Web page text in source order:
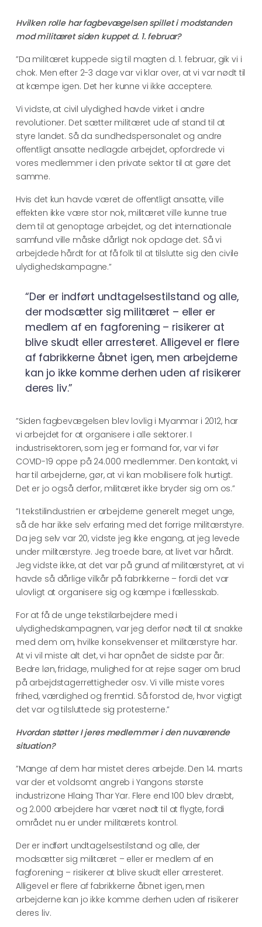
Hvilken rolle har fagbevægelsen spillet i modstanden
mod militæret siden kuppet d. 1. februar?
”Da militæret kuppede sig til magten d. 1. februar, gik vi i
chok. Men efter 2-3 dage var vi klar over, at vi var nødt til
at kæmpe igen. Det her kunne vi ikke acceptere.
Vi vidste, at civil ulydighed havde virket i andre
revolutioner. Det sætter militæret ude af stand til at
styre landet. Så da sundhedspersonalet og andre
offentligt ansatte nedlagde arbejdet, opfordrede vi
vores medlemmer i den private sektor til at gøre det
samme.
Hvis det kun havde været de offentligt ansatte, ville
effekten ikke være stor nok, militæret ville kunne true
dem til at genoptage arbejdet, og det internationale
samfund ville måske dårligt nok opdage det. Så vi
arbejdede hårdt for at få folk til at tilslutte sig den civile
ulydighedskampagne.”
“Der er indført undtagelsestilstand og alle,
der modsætter sig militæret – eller er
medlem af en fagforening – risikerer at
blive skudt eller arresteret. Alligevel er flere
af fabrikkerne åbnet igen, men arbejderne
kan jo ikke komme derhen uden af risikerer
deres liv.”
”Siden fagbevægelsen blev lovlig i Myanmar i 2012, har
vi arbejdet for at organisere i alle sektorer. I
industrisektoren, som jeg er formand for, var vi før
COVID-19 oppe på 24.000 medlemmer. Den kontakt, vi
har til arbejderne, gør, at vi kan mobilisere folk hurtigt.
Det er jo også derfor, militæret ikke bryder sig om os.”
”I tekstilindustrien er arbejderne generelt meget unge,
så de har ikke selv erfaring med det forrige militærstyre.
Da jeg selv var 20, vidste jeg ikke engang, at jeg levede
under militærstyre. Jeg troede bare, at livet var hårdt.
Jeg vidste ikke, at det var på grund af militærstyret, at vi
havde så dårlige vilkår på fabrikkerne – fordi det var
ulovligt at organisere sig og kæmpe i fællesskab.
For at få de unge tekstilarbejdere med i
ulydighedskampagnen, var jeg derfor nødt til at snakke
med dem om, hvilke konsekvenser et militærstyre har.
At vi vil miste alt det, vi har opnået de sidste par år:
Bedre løn, fridage, mulighed for at rejse sager om brud
på arbejdstagerrettigheder osv. Vi ville miste vores
frihed, værdighed og fremtid. Så forstod de, hvor vigtigt
det var og tilsluttede sig protesterne.”
Hvordan støtter I jeres medlemmer i den nuværende
situation?
”Mange af dem har mistet deres arbejde. Den 14. marts
var der et voldsomt angreb i Yangons største
industrizone Hlaing Thar Yar. Flere end 100 blev dræbt,
og 2.000 arbejdere har været nødt til at flygte, fordi
området nu er under militærets kontrol.
Der er indført undtagelsestilstand og alle, der
modsætter sig militæret – eller er medlem af en
fagforening – risikerer at blive skudt eller arresteret.
Alligevel er flere af fabrikkerne åbnet igen, men
arbejderne kan jo ikke komme derhen uden af risikerer
deres liv.